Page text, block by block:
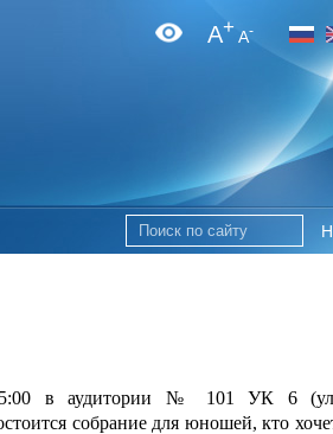
A+A-
в аудитории № 101 УК 6
собрание для юношей, кто